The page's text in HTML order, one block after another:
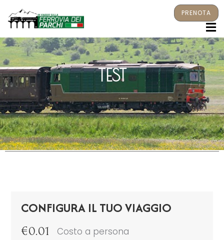
PRENOTA
TEST
CONFIGURA IL TUO VIAGGIO
€0.01 Costo a persona